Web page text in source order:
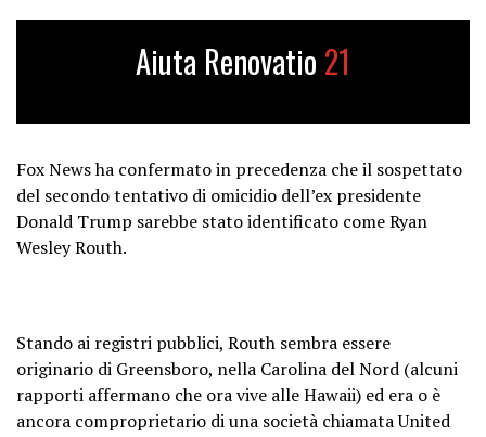
People are posting these pictures. Is
this the would be assassin?
If so, he’s obsessed with the Ukraine
pic.twitter.com/DsXwnyelAY
— Rep. Marjorie Taylor Greene🇺🇸
(@RepMTG)
Aiuta Renovatio 21
Fox News ha confermato in precedenza che il sospettato
del secondo tentativo di omicidio dell’ex presidente
Donald Trump sarebbe stato identificato come Ryan
Wesley Routh.
Stando ai registri pubblici, Routh sembra essere
originario di Greensboro, nella Carolina del Nord (alcuni
rapporti affermano che ora vive alle Hawaii) ed era o è
ancora comproprietario di una società chiamata United